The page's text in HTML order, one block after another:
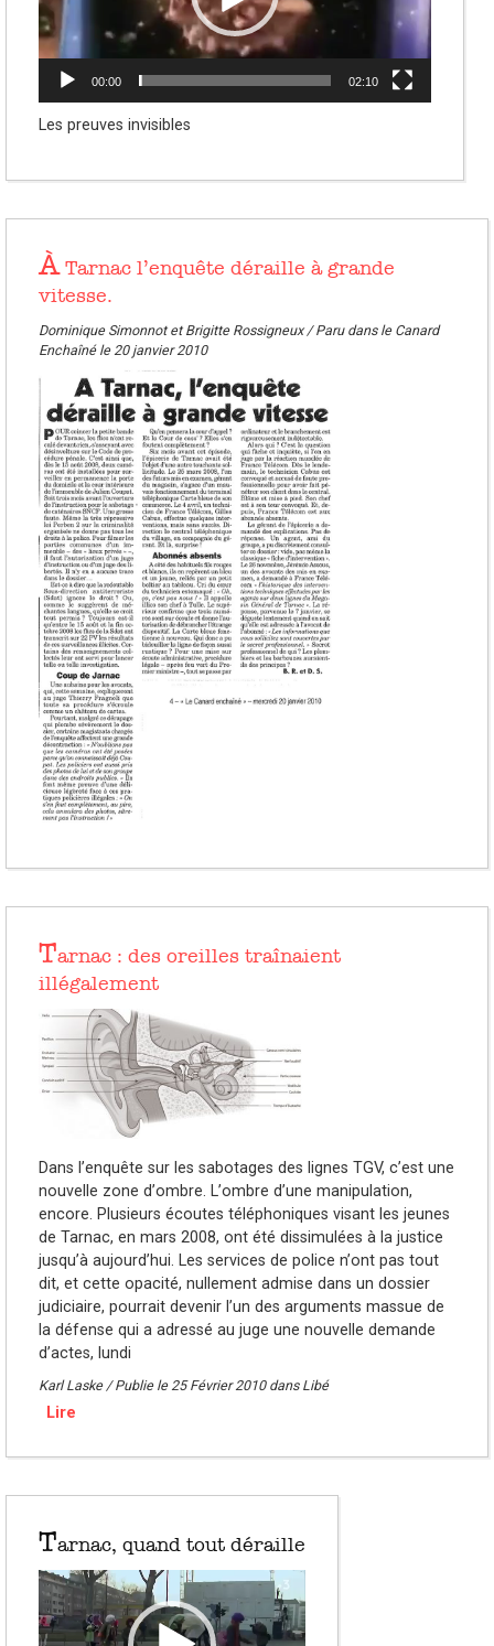
00:00 02:10
Les preuves invisibles
ÀTarnac l’enquête déraille à grande
vitesse.
Dominique Simonnot et Brigitte Rossigneux / Paru dans le Canard
Enchaîné le 20 janvier 2010
Tarnac : des oreilles traînaient
illégalement
Dans lʼenquête sur les sabotages des lignes TGV, cʼest une
nouvelle zone dʼombre. Lʼombre dʼune manipulation,
encore. Plusieurs écoutes téléphoniques visant les jeunes
de Tarnac, en mars 2008, ont été dissimulées à la justice
jusquʼà aujourdʼhui. Les services de police nʼont pas tout
dit, et cette opacité, nullement admise dans un dossier
judiciaire, pourrait devenir lʼun des arguments massue de
la défense qui a adressé au juge une nouvelle demande
dʼactes, lundi
Karl Laske / Publie le 25 Février 2010 dans Libé
Lire
Tarnac, quand tout déraille
Lecteur
vidéo